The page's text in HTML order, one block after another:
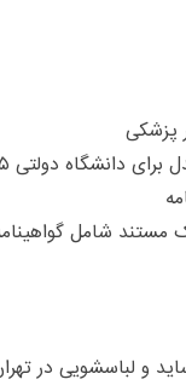
پزشکی
و برای دانشگاه آزاد ۱۶ میباشد
مستند شامل
و لباسشویی در